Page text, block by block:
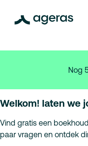
Nog
Welkom! laten we
Vind gratis een
paar vragen en ontdek